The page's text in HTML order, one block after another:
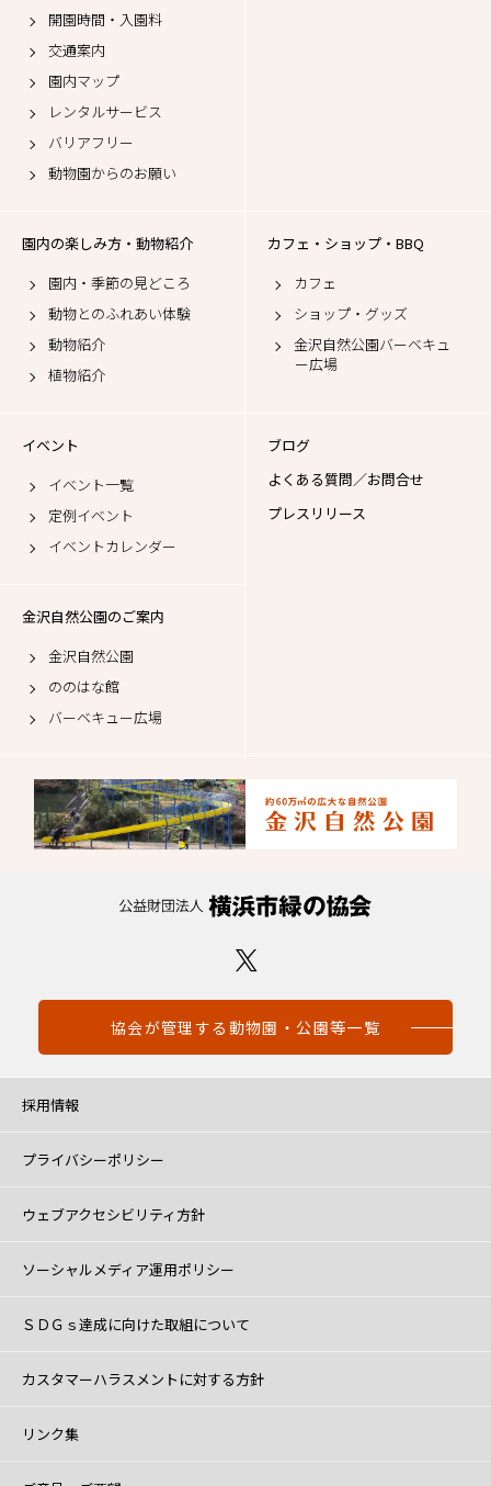
開園時間・入園料
交通案内
園内マップ
レンタルサービス
バリアフリー
動物園からのお願い
園内の楽しみ方・動物紹介
園内・季節の見どころ
動物とのふれあい体験
動物紹介
植物紹介
カフェ・ショップ・BBQ
カフェ
ショップ・グッズ
金沢自然公園バーベキュ
ー広場
イベント
イベント一覧
定例イベント
イベントカレンダー
ブログ
よくある質問／お問合せ
プレスリリース
金沢自然公園のご案内
金沢自然公園
ののはな館
バーベキュー広場
協会が管理する動物園・公園等一覧
採用情報
プライバシーポリシー
ウェブアクセシビリティ方針
ソーシャルメディア運用ポリシー
ＳＤＧｓ達成に向けた取組について
カスタマーハラスメントに対する方針
リンク集